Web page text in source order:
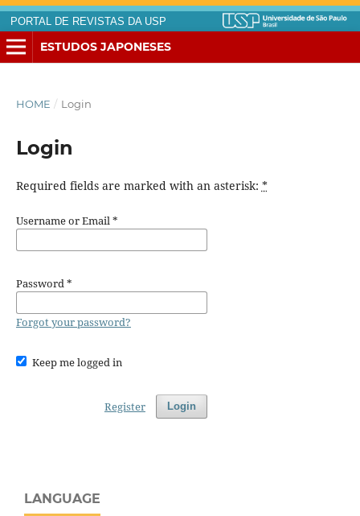
PORTAL DE REVISTAS DA USP
ESTUDOS JAPONESES
HOME / Login
Login
Required fields are marked with an asterisk: *
Username or Email *
Password *
Forgot your password?
Keep me logged in
Login
Register
LANGUAGE